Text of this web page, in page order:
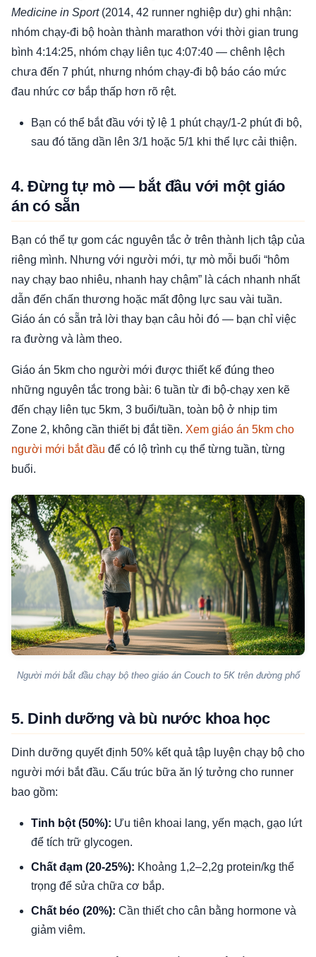
Medicine in Sport(2014, 42 runner nghiệp dư) ghi nhận:
nhóm chạy-đi bộ hoàn thành marathon với thời gian trung
bình 4:14:25, nhóm chạy liên tục 4:07:40 — chênh lệch
chưa đến 7 phút, nhưng nhóm chạy-đi bộ báo cáo mức
đau nhức cơ bắp thấp hơn rõ rệt.
Bạn có thể bắt đầu với tỷ lệ 1 phút chạy/1-2 phút đi bộ,
sau đó tăng dần lên 3/1 hoặc 5/1 khi thể lực cải thiện.
4. Đừng tự mò — bắt đầu với một giáo
án có sẵn
Bạn có thể tự gom các nguyên tắc ở trên thành lịch tập của
riêng mình. Nhưng với người mới, tự mò mỗi buổi “hôm
nay chạy bao nhiêu, nhanh hay chậm” là cách nhanh nhất
dẫn đến chấn thương hoặc mất động lực sau vài tuần.
Giáo án có sẵn trả lời thay bạn câu hỏi đó — bạn chỉ việc
ra đường và làm theo.
Giáo án 5km cho người mới được thiết kế đúng theo
những nguyên tắc trong bài: 6 tuần từ đi bộ-chạy xen kẽ
đến chạy liên tục 5km, 3 buổi/tuần, toàn bộ ở nhịp tim
Zone 2, không cần thiết bị đắt tiền. Xem giáo án 5km cho
người mới bắt đầu để có lộ trình cụ thể từng tuần, từng
buổi.
Người mới bắt đầu chạy bộ theo giáo án Couch to 5K trên đường phố
5. Dinh dưỡng và bù nước khoa học
Dinh dưỡng quyết định 50% kết quả tập luyện chạy bộ cho
người mới bắt đầu. Cấu trúc bữa ăn lý tưởng cho runner
bao gồm:
Tinh bột (50%): Ưu tiên khoai lang, yến mạch, gạo lứt
để tích trữ glycogen.
Chất đạm (20-25%): Khoảng 1,2–2,2g protein/kg thể
trọng để sửa chữa cơ bắp.
Chất béo (20%): Cần thiết cho cân bằng hormone và
giảm viêm.